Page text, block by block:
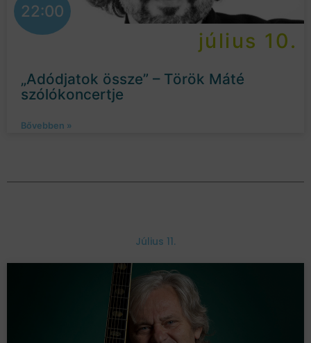
22:00
július 10.
„Adódjatok össze” – Török Máté
szólókoncertje
Bővebben »
Július 11.